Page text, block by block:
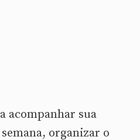
acompanhar sua
organizar o